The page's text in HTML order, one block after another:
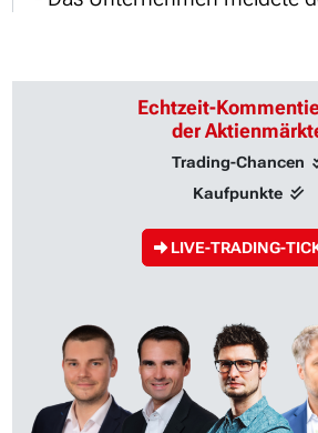
Echtzeit-
der
Trading-Chancen
Kaufpunkte
LIVE-TRADING-